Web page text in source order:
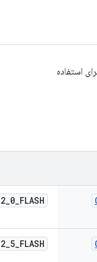
استفاده
2_0_FLASH
2_5_FLASH